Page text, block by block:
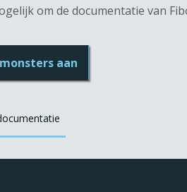
om de documentatie van
aan